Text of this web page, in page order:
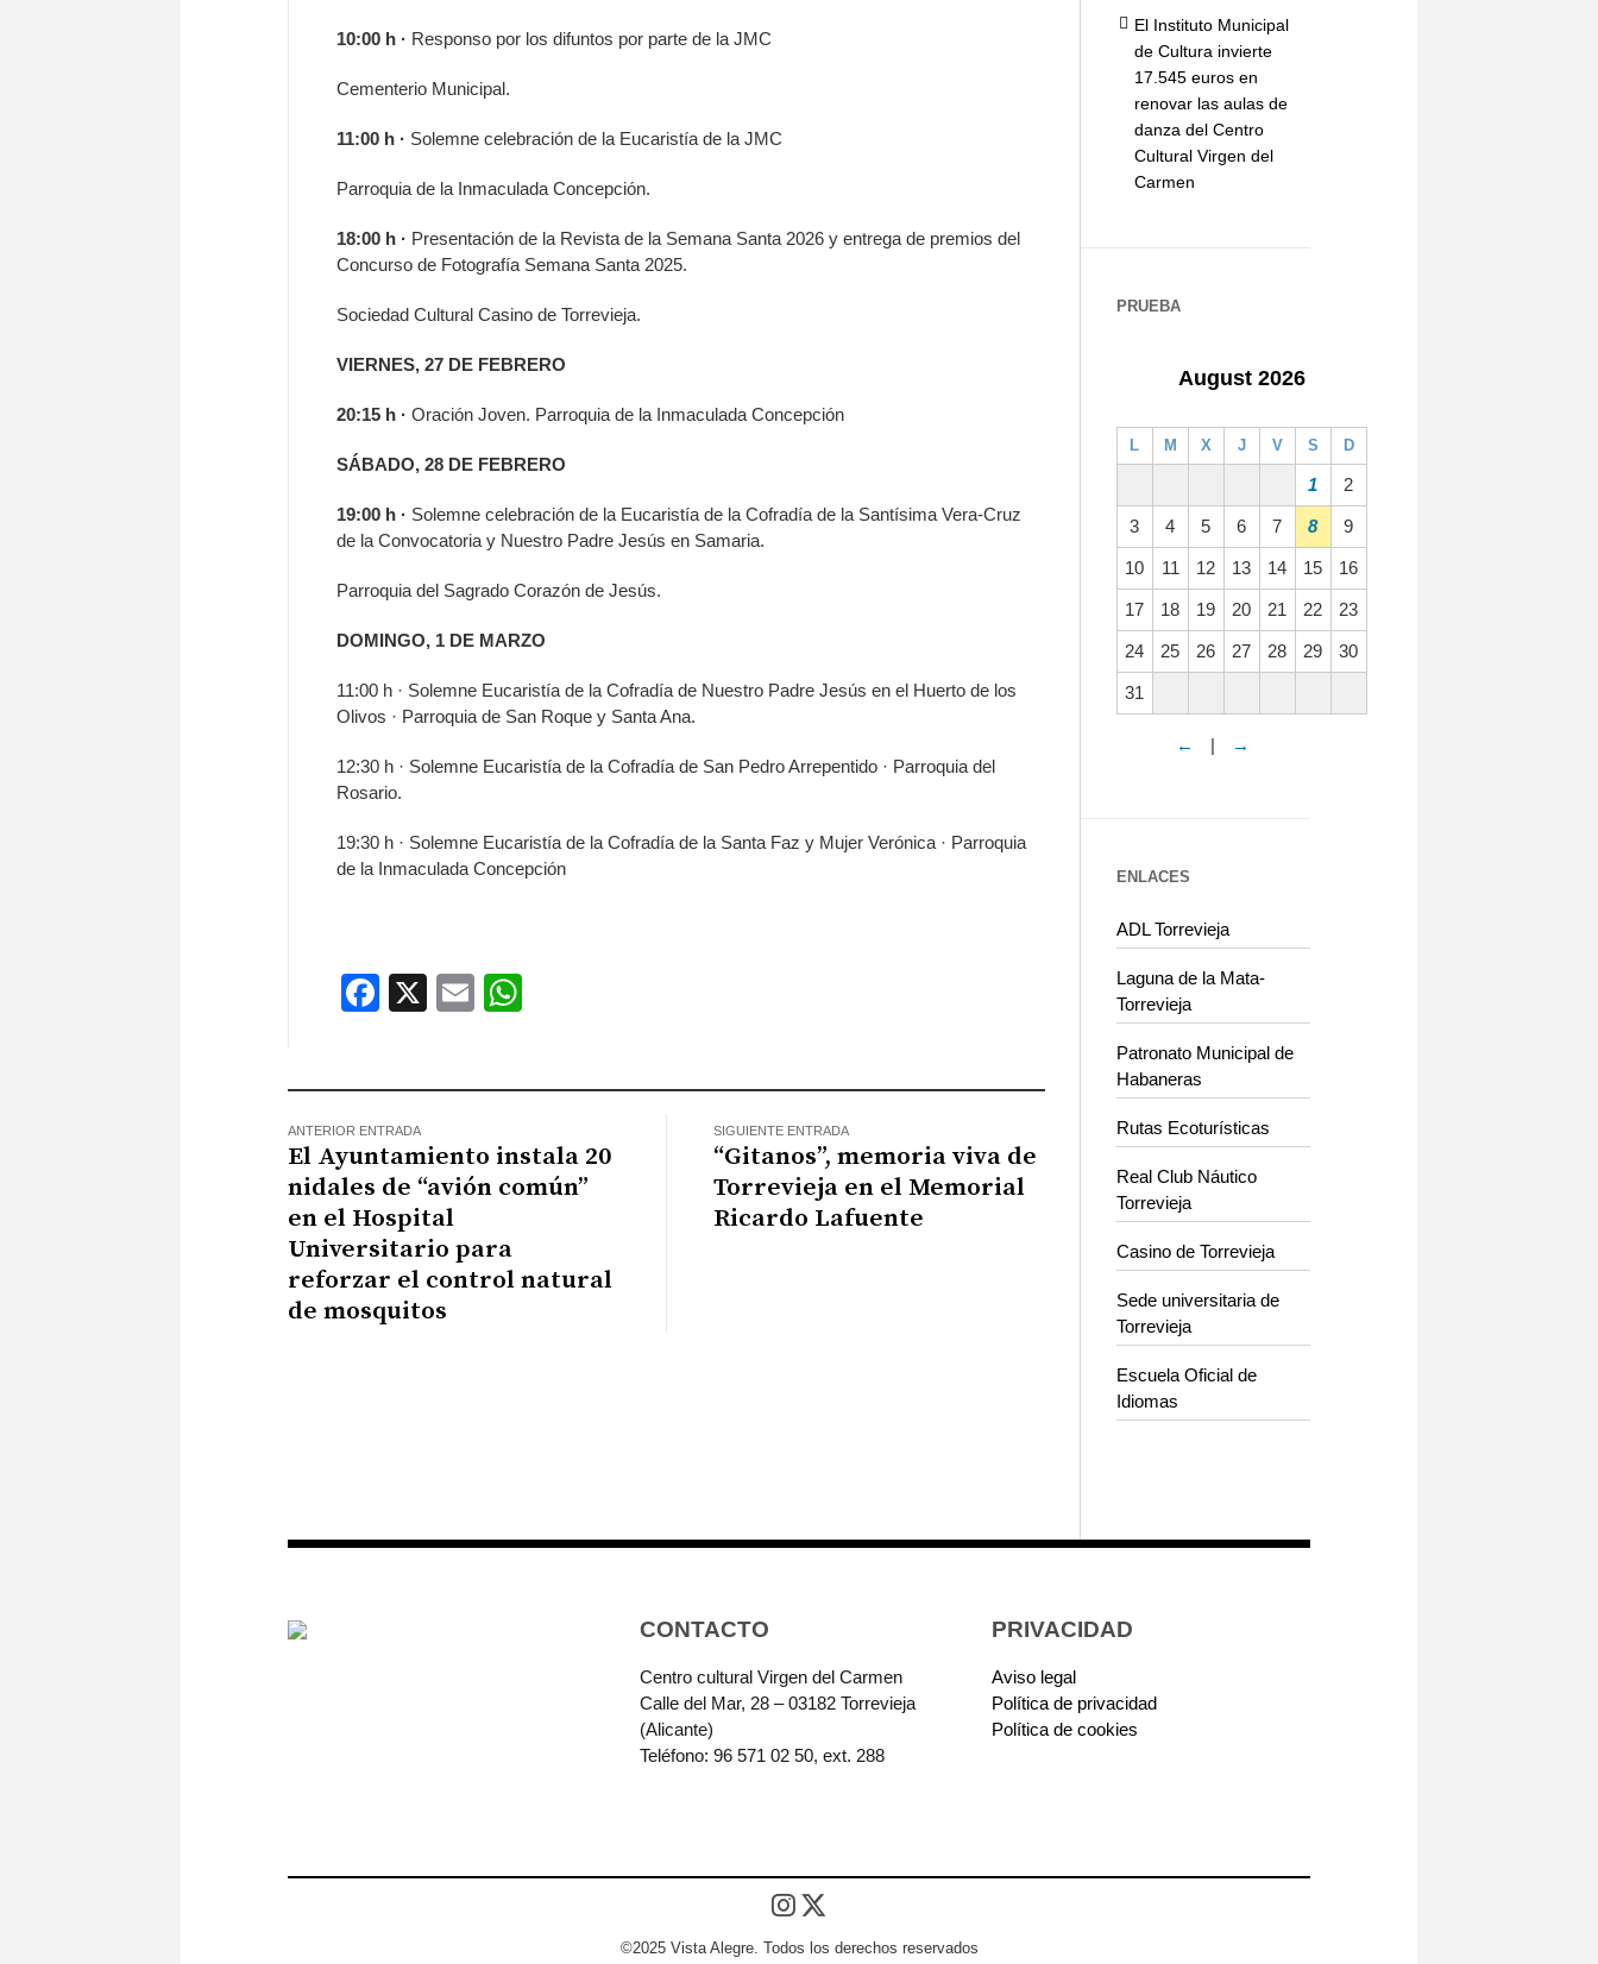
10:00 h · Responso por los difuntos por parte de la JMC
Cementerio Municipal.
11:00 h · Solemne celebración de la Eucaristía de la JMC
Parroquia de la Inmaculada Concepción.
18:00 h · Presentación de la Revista de la Semana Santa 2026 y entrega de premios del
Concurso de Fotografía Semana Santa 2025.
Sociedad Cultural Casino de Torrevieja.
VIERNES, 27 DE FEBRERO
20:15 h · Oración Joven. Parroquia de la Inmaculada Concepción
SÁBADO, 28 DE FEBRERO
19:00 h · Solemne celebración de la Eucaristía de la Cofradía de la Santísima Vera-Cruz
de la Convocatoria y Nuestro Padre Jesús en Samaria.
Parroquia del Sagrado Corazón de Jesús.
DOMINGO, 1 DE MARZO
11:00 h · Solemne Eucaristía de la Cofradía de Nuestro Padre Jesús en el Huerto de los
Olivos · Parroquia de San Roque y Santa Ana.
12:30 h · Solemne Eucaristía de la Cofradía de San Pedro Arrepentido · Parroquia del
Rosario.
19:30 h · Solemne Eucaristía de la Cofradía de la Santa Faz y Mujer Verónica · Parroquia
de la Inmaculada Concepción
Facebook
X Email
ANTERIOR ENTRADA
El Ayuntamiento instala 20
nidales de “avión común”
en el Hospital
Universitario para
reforzar el control natural
de mosquitos
SIGUIENTE ENTRADA
“Gitanos”, memoria viva de
Torrevieja en el Memorial
Ricardo Lafuente
El Instituto Municipal
de Cultura invierte
17.545 euros en
renovar las aulas de
danza del Centro
Cultural Virgen del
Carmen
PRUEBA
August 2026
L M X J V S D
1 2
3 4 5 6 7 8 9
10 11 12 13 14 15 16
17 18 19 20 21 22 23
24 25 26 27 28 29 30
31
← | →
ENLACES
ADL Torrevieja
Laguna de la Mata-
Torrevieja
Patronato Municipal de
Habaneras
Rutas Ecoturísticas
Real Club Náutico
Torrevieja
Casino de Torrevieja
Sede universitaria de
Torrevieja
Escuela Oficial de
Idiomas
CONTACTO
Centro cultural Virgen del Carmen
Calle del Mar, 28 – 03182 Torrevieja
(Alicante)
Teléfono: 96 571 02 50, ext. 288
PRIVACIDAD
Aviso legal
Política de privacidad
Política de cookies
©2025 Vista Alegre. Todos los derechos reservados